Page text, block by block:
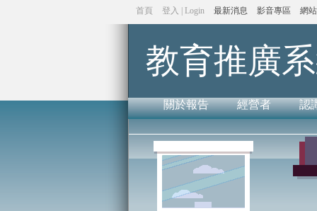
首頁 登入 | Login 最新消息 影音專區 網
教育推廣
關於報告 經營者 認